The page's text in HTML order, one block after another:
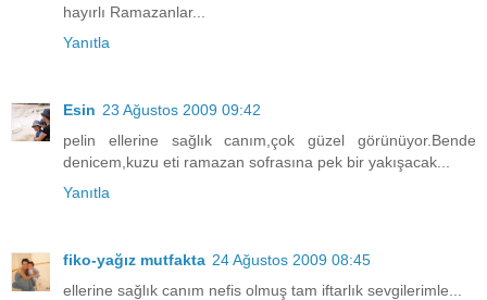
hayırlı Ramazanlar...
Yanıtla
Esin 23 Ağustos 2009 09:42
pelin ellerine sağlık canım,çok güzel görünüyor.Bende
denicem,kuzu eti ramazan sofrasına pek bir yakışacak...
Yanıtla
fiko-yağız mutfakta 24 Ağustos 2009 08:45
ellerine sağlık canım nefis olmuş tam iftarlık sevgilerimle...